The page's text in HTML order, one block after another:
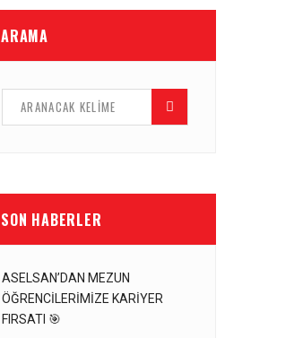
ARAMA
SON HABERLER
ASELSAN’DAN MEZUN
ÖĞRENCILERIMIZE KARIYER
FIRSATI 🎯